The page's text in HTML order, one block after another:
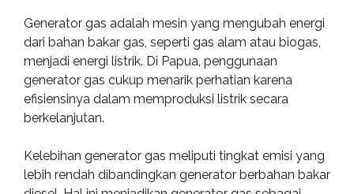
Generator gas adalah mesin yang mengubah energi
dari bahan bakar gas, seperti gas alam atau biogas,
menjadi energi listrik. Di Papua, penggunaan
generator gas cukup menarik perhatian karena
efisiensinya dalam memproduksi listrik secara
berkelanjutan.
Kelebihan generator gas meliputi tingkat emisi yang
lebih rendah dibandingkan generator berbahan bakar